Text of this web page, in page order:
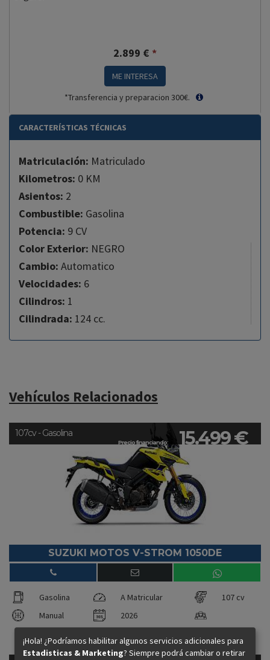
2.899 € *
ME INTERESA
*Transferencia y preparacion 300€.
CARACTERÍSTICAS TÉCNICAS
Matriculación: Matriculado
Kilometros: 0 KM
Asientos: 2
Combustible: Gasolina
Potencia: 9 CV
Color Exterior: NEGRO
Cambio: Automatico
Velocidades: 6
Cilindros: 1
Cilindrada: 124 cc.
Vehículos Relacionados
Precio financiando: 15.499 €
107cv - Gasolina
SUZUKI MOTOS V-STROM 1050DE
Gasolina A Matricular
107 cv
Manual
2026
¡Hola! ¿Podríamos habilitar algunos servicios adicionales para
Estadisticas & Marketing? Siempre podrá cambiar o retirar